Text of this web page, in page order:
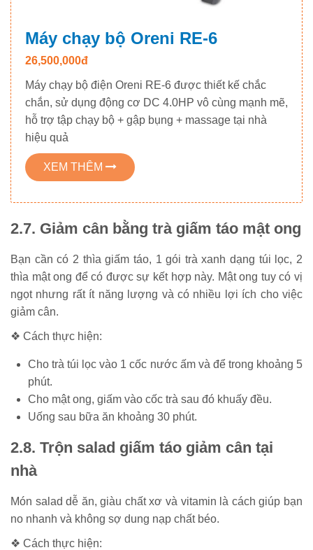
Máy chạy bộ Oreni RE-6
26,500,000đ
Máy chạy bộ điện Oreni RE-6 được thiết kế chắc
chắn, sử dụng động cơ DC 4.0HP vô cùng mạnh mẽ,
hỗ trợ tập chạy bộ + gập bụng + massage tại nhà
hiệu quả
XEM THÊM
2.7. Giảm cân bằng trà giấm táo mật ong
Bạn cần có 2 thìa giấm táo, 1 gói trà xanh dạng túi lọc, 2
thìa mật ong để có được sự kết hợp này. Mật ong tuy có vị
ngọt nhưng rất ít năng lượng và có nhiều lợi ích cho việc
giảm cân.
❖ Cách thực hiện:
Cho trà túi lọc vào 1 cốc nước ấm và để trong khoảng 5
phút.
Cho mật ong, giấm vào cốc trà sau đó khuấy đều.
Uống sau bữa ăn khoảng 30 phút.
2.8. Trộn salad giấm táo giảm cân tại
nhà
Món salad dễ ăn, giàu chất xơ và vitamin là cách giúp bạn
no nhanh và không sợ dung nạp chất béo.
❖ Cách thực hiện: